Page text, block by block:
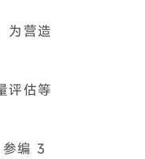
为营造
评估等
编 3